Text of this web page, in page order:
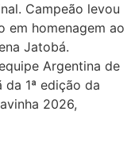
Campeão levou
em homenagem ao
Jatobá.
Argentina de
1ª edição da
2026,